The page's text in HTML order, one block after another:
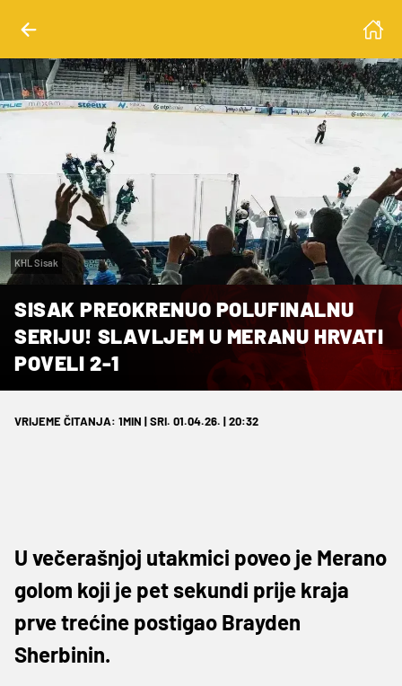
KHL Sisak
SISAK PREOKRENUO POLUFINALNU
SERIJU! SLAVLJEM U MERANU HRVATI
POVELI 2-1
VRIJEME ČITANJA: 1MIN | SRI. 01.04.26. | 20:32
U večerašnjoj utakmici poveo je Merano
golom koji je pet sekundi prije kraja
prve trećine postigao Brayden
Sherbinin.